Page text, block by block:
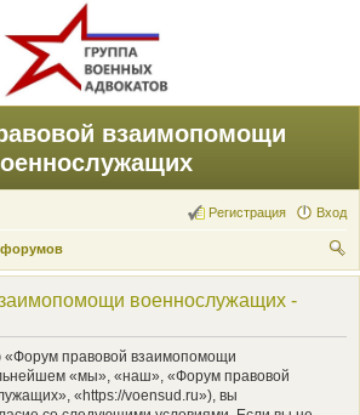
взаимопомощи
Вход
Регистрация
ои
военнослужащих -
правовой взаимопомощи
«мы», «наш», «Форум правовой
«https://voensud.ru»), вы